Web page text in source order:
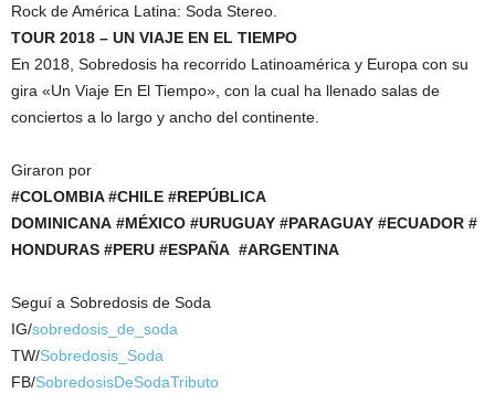
Rock de América Latina: Soda Stereo.
TOUR 2018 – UN VIAJE EN EL TIEMPO
En 2018, Sobredosis ha recorrido Latinoamérica y Europa con su
gira «Un Viaje En El Tiempo», con la cual ha llenado salas de
conciertos a lo largo y ancho del continente.
Giraron por
#COLOMBIA #CHILE #REPÚBLICA
DOMINICANA #MÉXICO #URUGUAY #PARAGUAY #ECUADOR #
HONDURAS #PERU #ESPAÑA #ARGENTINA
Seguí a Sobredosis de Soda
IG/sobredosis_de_soda
TW/Sobredosis_Soda
FB/SobredosisDeSodaTributo